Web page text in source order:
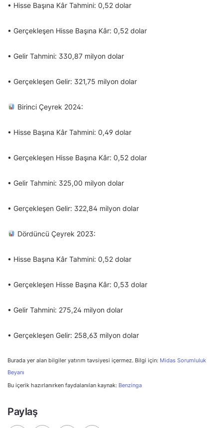
• Hisse Başına Kâr Tahmini: 0,52 dolar
• Gerçekleşen Hisse Başına Kâr: 0,52 dolar
• Gelir Tahmini: 330,87 milyon dolar
• Gerçekleşen Gelir: 321,75 milyon dolar
Birinci Çeyrek 2024:
• Hisse Başına Kâr Tahmini: 0,49 dolar
• Gerçekleşen Hisse Başına Kâr: 0,52 dolar
• Gelir Tahmini: 325,00 milyon dolar
• Gerçekleşen Gelir: 322,84 milyon dolar
Dördüncü Çeyrek 2023:
• Hisse Başına Kâr Tahmini: 0,52 dolar
• Gerçekleşen Hisse Başına Kâr: 0,53 dolar
• Gelir Tahmini: 275,24 milyon dolar
• Gerçekleşen Gelir: 258,63 milyon dolar
Burada yer alan bilgiler yatırım tavsiyesi içermez. Bilgi için: Midas Sorumluluk
Beyanı
Bu içerik hazırlanırken faydalanılan kaynak: Benzinga
Paylaş